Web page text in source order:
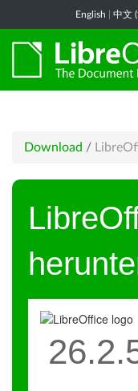
English 中文
Download /